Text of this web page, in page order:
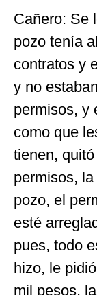
Cañero: Se
pozo tenía
contratos y
y no
permisos, y
como que
tienen,
permisos,
pozo, el
esté
pues, todo
hizo, le
mil pesos,